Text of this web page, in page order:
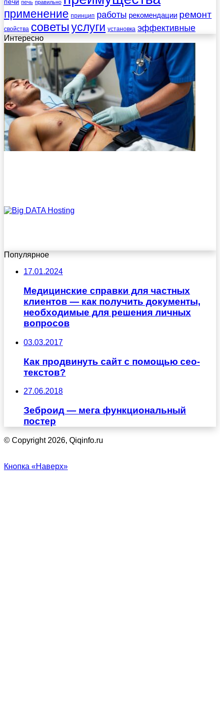
печи печь правильно
применение принцип работы рекомендации ремонт
свойства советыуслуги установка эффективные
Интересно
Популярное
17.01.2024
Медицинские справки для частных
клиентов — как получить документы,
необходимые для решения личных
вопросов
03.03.2017
Как продвинуть сайт с помощью сео-
текстов?
27.06.2018
Зеброид — мега функциональный
постер
© Copyright 2026, Qiqinfo.ru
Кнопка «Наверх»